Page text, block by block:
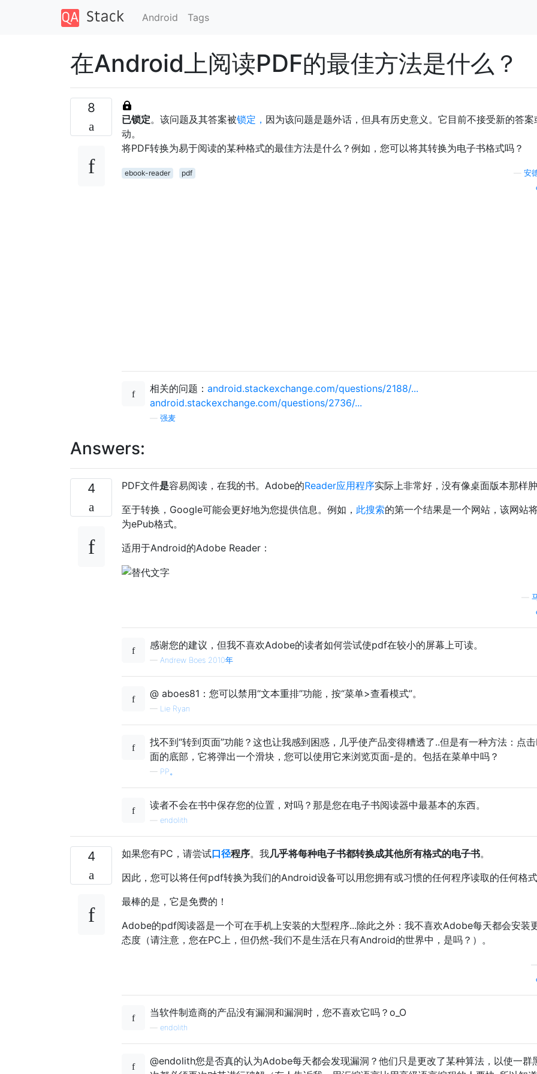
Android Tags
在Android上阅读PDF的最佳方法是什么？
8
已锁定。该问题及其答案被锁定， 因为该问题是题外话，但具有历史意义。它目前不接受新的答案
动。
将PDF转换为易于阅读的某种格式的最佳方法是什么？例如，您可以将其转换为电子书格式吗？
ebook-reader pdf
安
相关的问题： android.stackexchange.com/questions/2188/...
android.stackexchange.com/questions/2736/...
强麦
Answers:
4 PDF文件是容易阅读，在我的书。Adobe的Reader应用程序实际上非常好，没有像桌面版本那样肿
至于转换，Google可能会更好地为您提供信息。例如， 此搜索的第一个结果是一个网站，该网站
为ePub格式。
适用于Android的Adobe Reader：
感谢您的建议，但我不喜欢Adobe的读者如何尝试使pdf在较小的屏幕上可读。
— Andrew Boes 2010年
@ aboes81：您可以禁用“文本重排”功能，按“菜单>查看模式”。
— Lie Ryan
找不到“转到页面”功能？这也让我感到困惑，几乎使产品变得糟透了..但是有一种方法：点
面的底部，它将弹出一个滑块，您可以使用它来浏览页面-是的。包括在菜单中吗？
— PP。
读者不会在书中保存您的位置，对吗？那是您在电子书阅读器中最基本的东西。
endolith
4 如果您有PC，请尝试口径程序。我几乎将每种电子书都转换成其他所有格式的电子书。
因此，您可以将任何pdf转换为我们的Android设备可以用您拥有或习惯的任何程序读取的任何格式
最棒的是，它是免费的！
Adobe的pdf阅读器是一个可在手机上安装的大型程序...除此之外：我不喜欢Adobe每天都会安装
态度（请注意，您在PC上，但仍然-我们不是生活在只有Android的世界中，是吗？）。
当软件制造商的产品没有漏洞和漏洞时，您不喜欢它吗？o_O
endolith
@endolith您是否真的认为Adobe每天都会发现漏洞？他们只是更改了某种算法，以使一群